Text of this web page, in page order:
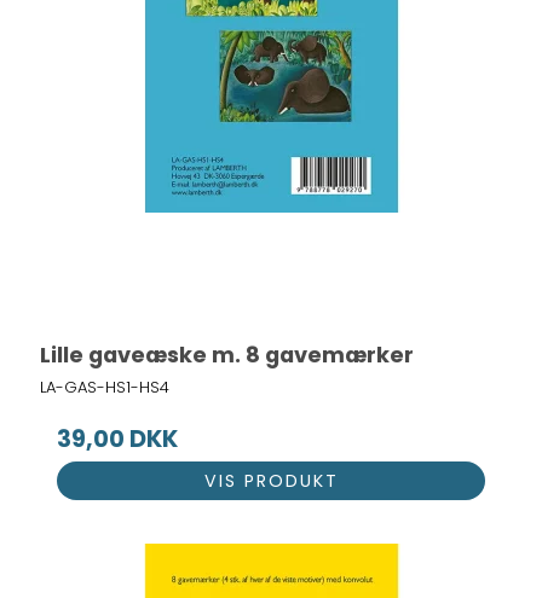
Lille gaveæske m. 8 gavemærker
LA-GAS-HS1-HS4
39,00 DKK
VIS PRODUKT